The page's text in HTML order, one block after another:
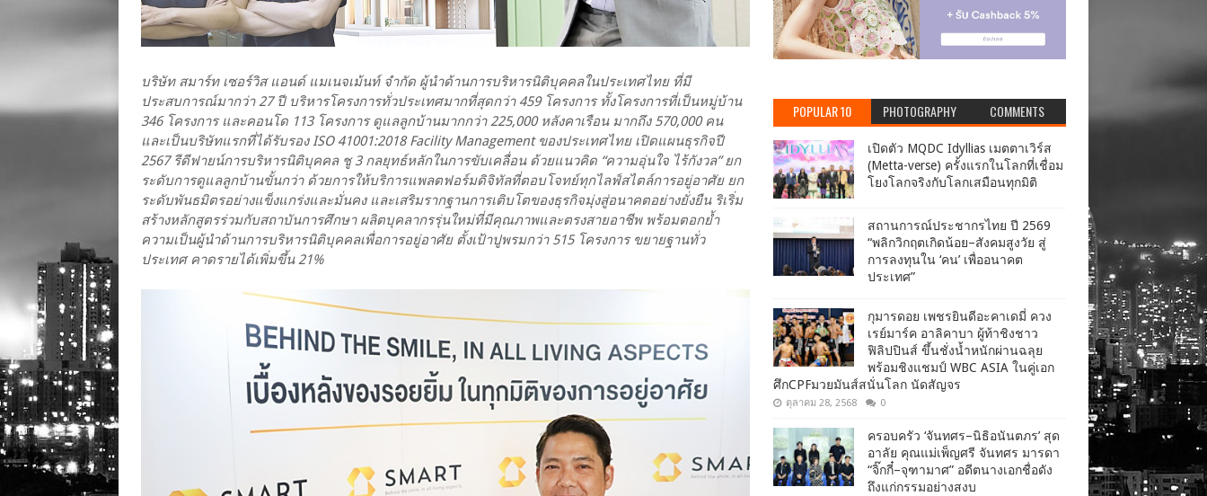
บริษัท สมาร์ท เซอร์วิส แอนด์ แมเนจเม้นท์ จำกัด ผู้นำด้านการบริหารนิติบุคคลในประเทศไทย ที่มี
ประสบการณ์มากว่า 27 ปี บริหารโครงการทั่วประเทศมากที่สุดกว่า 459 โครงการ ทั้งโครงการที่เป็นหมู่บ้าน
346 โครงการ และคอนโด 113 โครงการ ดูแลลูกบ้านมากกว่า 225,000 หลังคาเรือน มากถึง 570,000 คน
และเป็นบริษัทแรกที่ได้รับรอง ISO 41001:2018 Facility Management ของประเทศไทย เปิดแผนธุรกิจปี
2567 รีดีฟายน์การบริหารนิติบุคคล ชู 3 กลยุทธ์หลักในการขับเคลื่อน ด้วยแนวคิด “ความอุ่นใจ ไร้กังวล” ยก
ระดับการดูแลลูกบ้านขั้นกว่า ด้วยการให้บริการแพลตฟอร์มดิจิทัลที่ตอบโจทย์ทุกไลฟ์สไตล์การอยู่อาศัย ยก
ระดับพันธมิตรอย่างแข็งแกร่งและมั่นคง และเสริมรากฐานการเติบโตของธุรกิจมุ่งสู่อนาคตอย่างยั่งยืน ริเริ่ม
สร้างหลักสูตรร่วมกับสถาบันการศึกษา ผลิตบุคลากรรุ่นใหม่ที่มีคุณภาพและตรงสายอาชีพ พร้อมตอกย้ำ
ความเป็นผู้นำด้านการบริหารนิติบุคคลเพื่อการอยู่อาศัย ตั้งเป้าปูพรมกว่า 515 โครงการ ขยายฐานทั่ว
ประเทศ คาดรายได้เพิ่มขึ้น 21%
POPULAR 10 PHOTOGRAPHY COMMENTS
เปิดตัว MQDC Idyllias เมตตาเวิร์ส
(Metta-verse) ครั้งแรกในโลกที่เชื่อม
โยงโลกจริงกับโลกเสมือนทุกมิติ
สถานการณ์ประชากรไทย ปี 2569
“พลิกวิกฤตเกิดน้อย–สังคมสูงวัย สู่
การลงทุนใน ‘คน’ เพื่ออนาคต
ประเทศ”
กุมารดอย เพชรยินดีอะคาเดมี่ ควง
เรย์มาร์ค อาลิคาบา ผู้ท้าชิงชาว
ฟิลิปปินส์ ขึ้นชั่งน้ำหนักผ่านฉลุย
พร้อมชิงแชมป์ WBC ASIA ในคู่เอก
ศึกCPFมวยมันส์สนั่นโลก นัดสัญจร
ตุลาคม 28, 2568 0
ครอบครัว ‘จันทศร–นิธิอนันตภร’ สุด
อาลัย คุณแม่เพ็ญศรี จันทศร มารดา
“จิ๊กกี๋–จุฑามาศ” อดีตนางเอกชื่อดัง
ถึงแก่กรรมอย่างสงบ